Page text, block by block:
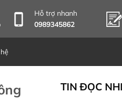
Hỗ trợ nhanh
0989345862
TIN ĐỌC